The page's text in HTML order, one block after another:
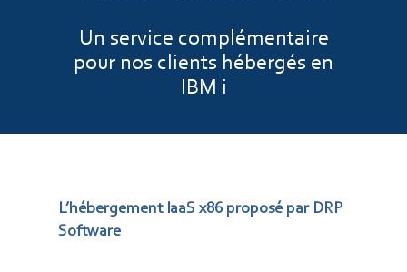
Un service complémentaire
pour nos clients hébergés en
IBM i
L’hébergement IaaS x86 proposé par DRP
Software